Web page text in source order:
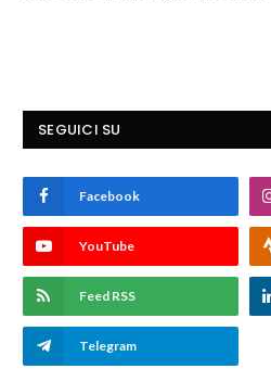
SEGUICI SU
Facebook
YouTube
Feed RSS
Telegram